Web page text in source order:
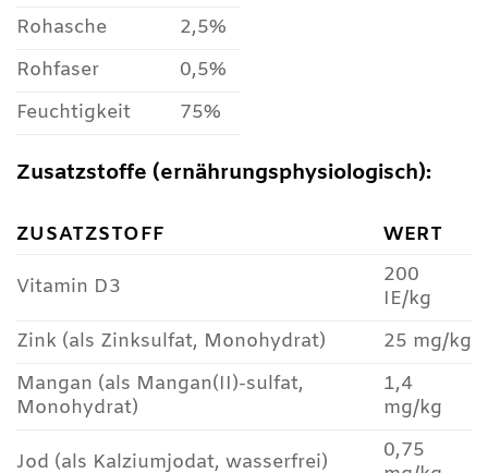
Rohasche
2,5%
Rohfaser
0,5%
Feuchtigkeit
75%
Zusatzstoffe (ernährungsphysiologisch):
ZUSATZSTOFF WERT
Vitamin D3
200
IE/kg
Zink (als Zinksulfat, Monohydrat)
25 mg/kg
Mangan (als Mangan(II)-sulfat,
Monohydrat)
1,4
mg/kg
Jod (als Kalziumjodat, wasserfrei)
0,75